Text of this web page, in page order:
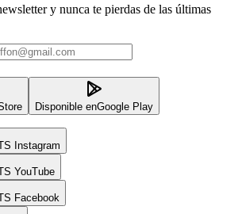
y nunca te pierdas de las últimas
Disponible enGoogle Play
Instagram
YouTube
Facebook